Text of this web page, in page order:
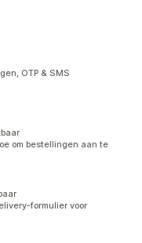
OTP & SMS
om bestellingen aan te
formulier voor